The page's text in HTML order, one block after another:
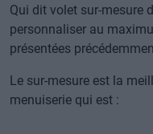
Qui dit volet sur-mesure
personnaliser au
présentées
Le sur-mesure est la
menuiserie qui est :